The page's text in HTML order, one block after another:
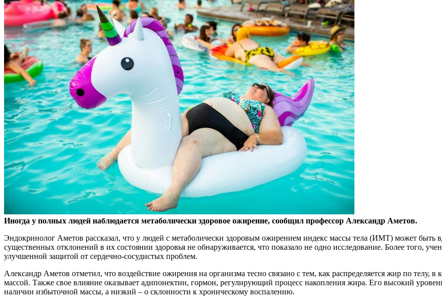
Иногда у полных людей наблюдается метаболически здоровое ожирение, сообщил профессор Александр Аметов.
Эндокринолог Аметов рассказал, что у людей с метаболически здоровым ожирением индекс массы тела (ИМТ) может
существенных отклонений в их состоянии здоровья не обнаруживается, что показало не одно исследование. Более того,
улучшенной защитой от сердечно-сосудистых проблем.
Александр Аметов отметил, что воздействие ожирения на организма тесно связано с тем, как распределяется жир по телу,
массой. Также свое влияние оказывает адипонектин, гормон, регулирующий процесс накопления жира. Его высокий
наличии избыточной массы, а низкий – о склонности к хроническому воспалению.